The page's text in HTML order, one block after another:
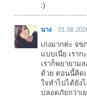
:)
นาง
เก่งมากค่ะ จ
แบบเนี่ย เรา
เราก็พยายาม
ด้วย ตอนนี้คิด
ใจทำไปได้ยัง
ปลอดภัยกว่าเ